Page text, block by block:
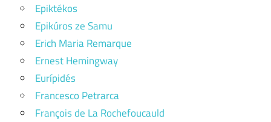
Epiktékos
Epikúros ze Samu
Erich Maria Remarque
Ernest Hemingway
Eurípidés
Francesco Petrarca
François de La Rochefoucauld